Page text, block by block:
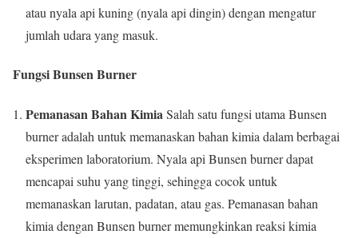
atau nyala api kuning (nyala api dingin) dengan mengatur
jumlah udara yang masuk.
Fungsi Bunsen Burner
Pemanasan Bahan Kimia Salah satu fungsi utama Bunsen
burner adalah untuk memanaskan bahan kimia dalam berbagai
eksperimen laboratorium. Nyala api Bunsen burner dapat
mencapai suhu yang tinggi, sehingga cocok untuk
memanaskan larutan, padatan, atau gas. Pemanasan bahan
kimia dengan Bunsen burner memungkinkan reaksi kimia